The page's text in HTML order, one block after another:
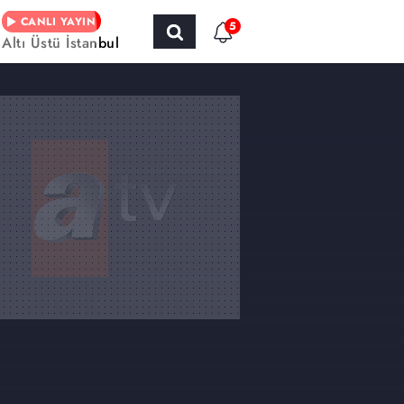
CANLI YAYIN
Altı Üstü İstanbul
5